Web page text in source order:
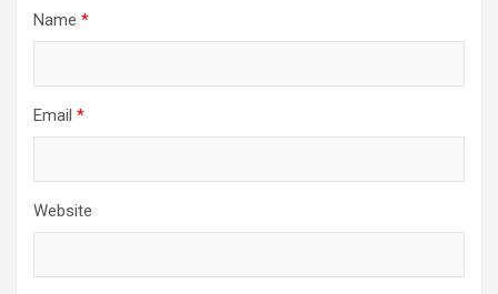
Name *
Email *
Website